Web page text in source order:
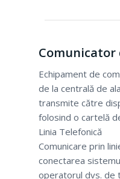
Comunicator
Echipament de
de la centrală de
transmite către
folosind o cartelă
Linia Telefonică
Comunicare prin
conectarea
operatorul dvs. de